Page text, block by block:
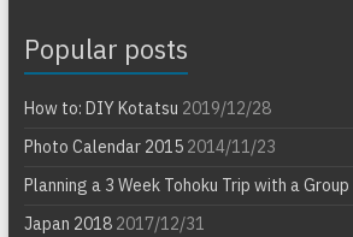
Popular posts
How to: DIY Kotatsu 2019/12/28
Photo Calendar 20152014/11/23
Planning a 3 Week Tohoku Trip with a Group
Japan 20182017/12/31